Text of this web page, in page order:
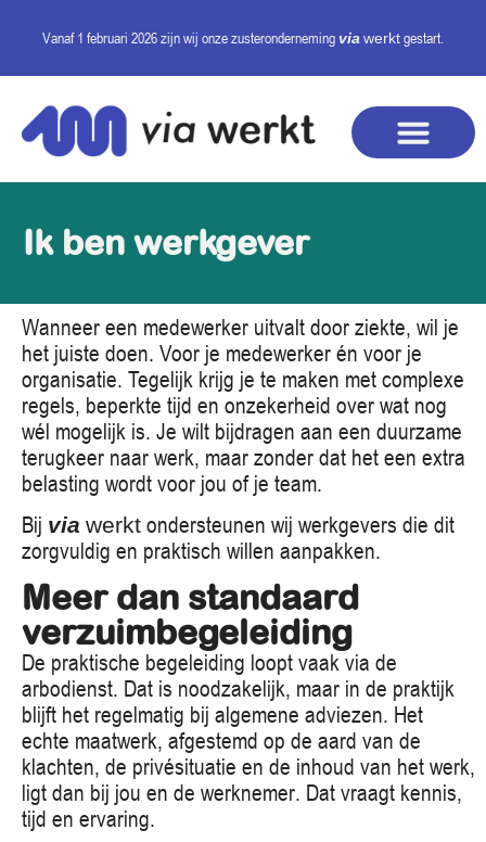
Vanaf 1 februari 2026 zijn wij onzezusterondernemingvia werktgestart.
Ik ben werkgever
Wanneer een medewerker uitvalt door ziekte, wil je
het juiste doen. Voor je medewerker én voor je
organisatie. Tegelijk krijg je te maken met complexe
regels, beperkte tijd en onzekerheid over wat nog
wél mogelijk is. Je wilt bijdragen aan een duurzame
terugkeer naar werk, maar zonder dat het een extra
belasting wordt voor jou of je team.
Bij via werkt ondersteunen wij werkgevers die dit
zorgvuldig en praktisch willen aanpakken.
Meer dan standaard
verzuimbegeleiding
De praktische begeleiding loopt vaak via de
arbodienst. Dat is noodzakelijk, maar in de praktijk
blijft het regelmatig bij algemene adviezen. Het
echte maatwerk, afgestemd op de aard van de
klachten, de privésituatie en de inhoud van het werk,
ligt dan bij jou en de werknemer. Dat vraagt kennis,
tijd en ervaring.